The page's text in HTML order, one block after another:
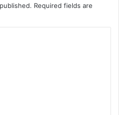
Required fields are